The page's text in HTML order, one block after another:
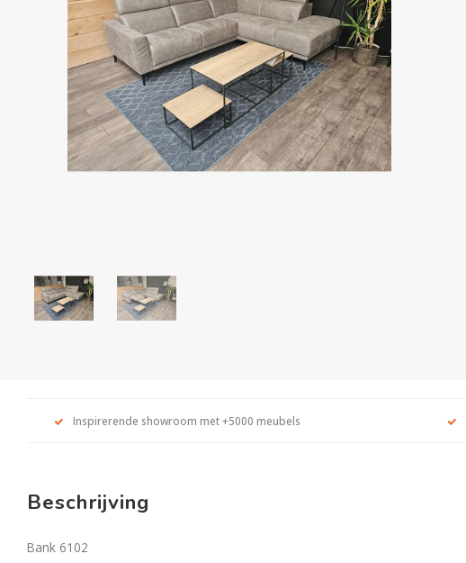
Inspirerende showroom met +5000 meubels
Beschrijving
Bank 6102